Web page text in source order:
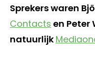
Sprekers waren
Contacts en Peter
natuurlijk